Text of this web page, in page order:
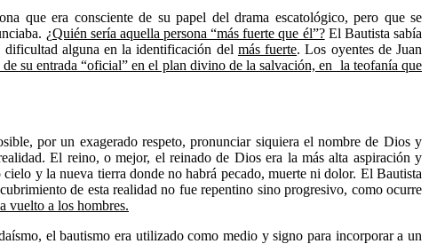
que era consciente de su papel del drama escatológico, pero que se
¿Quién sería aquella persona “más fuerte que él”?El Bautista sabía
dificultad alguna en la identificación del más fuerte. Los oyentes de Juan
su entrada “oficial” en el plan divino de la salvación, en la teofanía que
por un exagerado respeto, pronunciar siquiera el nombre de Dios y
El reino, o mejor, el reinado de Dios era la más alta aspiración y
y la nueva tierra donde no habrá pecado, muerte ni dolor. El Bautista
de esta realidad no fue repentino sino progresivo, como ocurre
vuelto a los hombres.
el bautismo era utilizado como medio y signo para incorporar a un